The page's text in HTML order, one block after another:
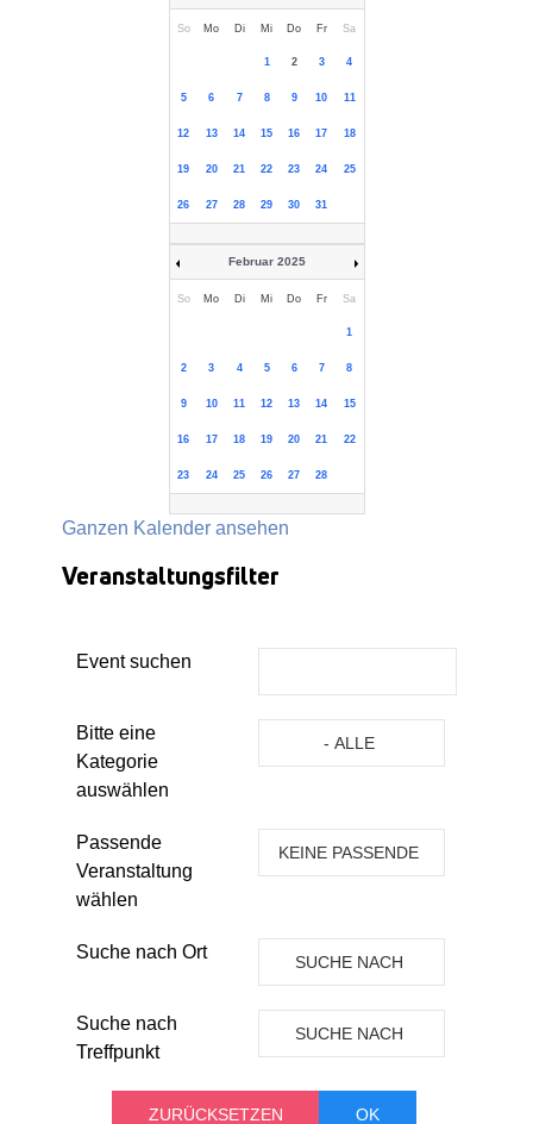
So Mo Di Mi Do Fr Sa
1 2 3 4
5 6 7 8 9 10 11
12 13 14 15 16 17 18
19 20 21 22 23 24 25
26 27 28 29 30 31
Februar 2025
So Mo Di Mi Do Fr Sa
1
2 3 4 5 6 7 8
9 10 11 12 13 14 15
16 17 18 19 20 21 22
23 24 25 26 27 28
Ganzen Kalender ansehen
Veranstaltungsfilter
Event suchen
Bitte eine
Kategorie
auswählen
- ALLE
Passende
Veranstaltung
wählen
KEINE PASSENDE
Suche nach Ort SUCHE NACH
ORT
Suche nach
Treffpunkt
SUCHE NACH